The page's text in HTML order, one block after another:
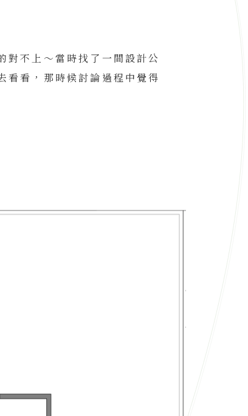
對不上～當時找了一間設計公
看看，那時候討論過程中覺得